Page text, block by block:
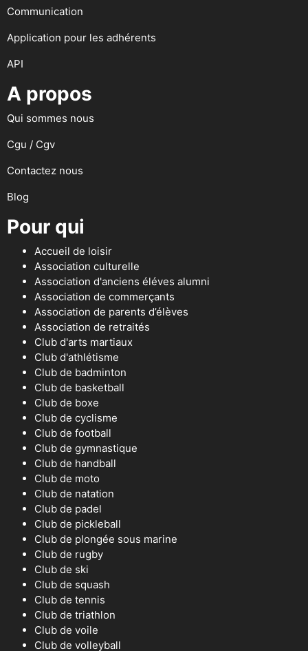
Communication
Application pour les adhérents
API
A propos
Qui sommes nous
Cgu / Cgv
Contactez nous
Blog
Pour qui
Accueil de loisir
Association culturelle
Association d'anciens éléves alumni
Association de commerçants
Association de parents d’élèves
Association de retraités
Club d'arts martiaux
Club d'athlétisme
Club de badminton
Club de basketball
Club de boxe
Club de cyclisme
Club de football
Club de gymnastique
Club de handball
Club de moto
Club de natation
Club de padel
Club de pickleball
Club de plongée sous marine
Club de rugby
Club de ski
Club de squash
Club de tennis
Club de triathlon
Club de voile
Club de volleyball